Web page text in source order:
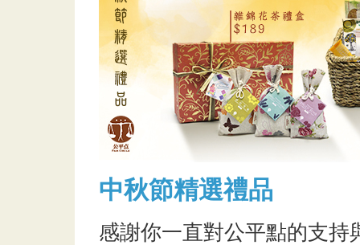
中秋節精選禮品
感謝你一直對公平點的支持